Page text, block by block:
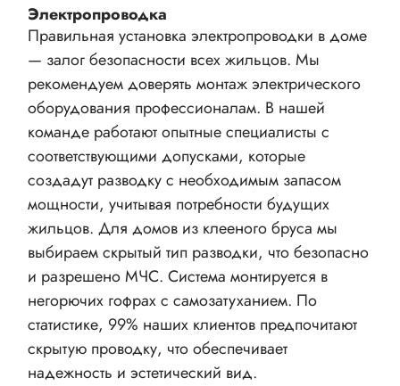
Электропроводка
Правильная установка электропроводки в доме
— залог безопасности всех жильцов. Мы
рекомендуем доверять монтаж электрического
оборудования профессионалам. В нашей
команде работают опытные специалисты с
соответствующими допусками, которые
создадут разводку с необходимым запасом
мощности, учитывая потребности будущих
жильцов. Для домов из клееного бруса мы
выбираем скрытый тип разводки, что безопасно
и разрешено МЧС. Система монтируется в
негорючих гофрах с самозатуханием. По
статистике, 99% наших клиентов предпочитают
скрытую проводку, что обеспечивает
надежность и эстетический вид.